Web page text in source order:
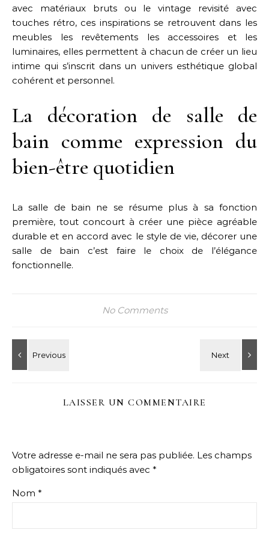
avec matériaux bruts ou le vintage revisité avec
touches rétro, ces inspirations se retrouvent dans les
meubles les revêtements les accessoires et les
luminaires, elles permettent à chacun de créer un lieu
intime qui s’inscrit dans un univers esthétique global
cohérent et personnel.
La décoration de salle de
bain comme expression du
bien-être quotidien
La salle de bain ne se résume plus à sa fonction
première, tout concourt à créer une pièce agréable
durable et en accord avec le style de vie, décorer une
salle de bain c’est faire le choix de l’élégance
fonctionnelle.
No Comments
LAISSER UN COMMENTAIRE
Votre adresse e-mail ne sera pas publiée. Les champs
obligatoires sont indiqués avec *
Nom *